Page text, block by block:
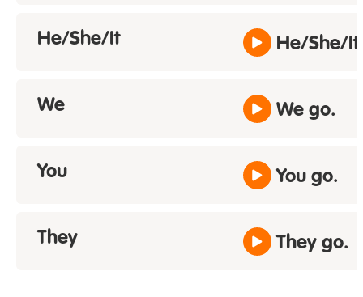
He/She/It He/She/It
We We go.
You You go.
They They go.